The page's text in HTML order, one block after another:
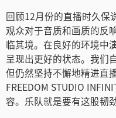
回顾12月份的直播时久保
观众对于音质和画质的反
临其境。在良好的环境中
呈现出更好的状态。我们
但仍然坚持不懈地精进直
FREEDOM STUDIO
容。乐队就是要有这股韧